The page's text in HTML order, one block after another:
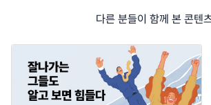
다른 분들이 함께 본 콘텐